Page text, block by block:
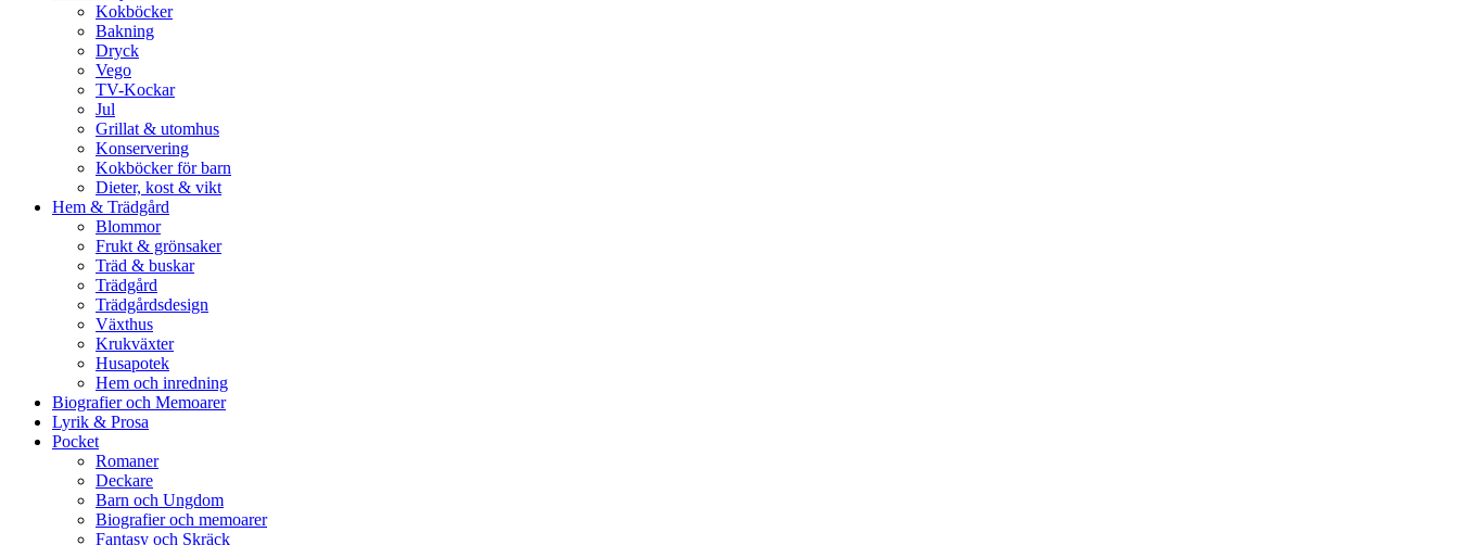
Kokböcker
Bakning
Dryck
Vego
TV-Kockar
Jul
Grillat & utomhus
Konservering
Kokböcker för barn
Dieter, kost & vikt
Hem & Trädgård
Blommor
Frukt & grönsaker
Träd & buskar
Trädgård
Trädgårdsdesign
Växthus
Krukväxter
Husapotek
Hem och inredning
Biografier och Memoarer
Lyrik & Prosa
Pocket
Romaner
Deckare
Barn och Ungdom
Biografier och memoarer
Fantasy och Skräck